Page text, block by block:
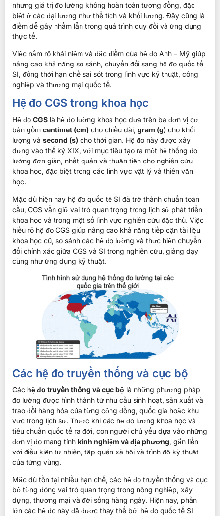
nhưng giá trị đo lường không hoàn toàn tương đồng, đặc
biệt ở các đại lượng như thể tích và khối lượng. Đây cũng là
điểm dễ gây nhầm lẫn trong quá trình quy đổi và ứng dụng
thực tế.
Việc nắm rõ khái niệm và đặc điểm của hệ đo Anh – Mỹ giúp
nâng cao khả năng so sánh, chuyển đổi sang hệ đo quốc tế
SI, đồng thời hạn chế sai sót trong lĩnh vực kỹ thuật, công
nghiệp và thương mại quốc tế.
Hệ đo CGS trong khoa học
Hệ đo CGS là hệ đo lường khoa học dựa trên ba đơn vị cơ
bản gồm centimet (cm) cho chiều dài, gram (g) cho khối
lượng và second (s) cho thời gian. Hệ đo này được xây
dựng vào thế kỷ XIX, với mục tiêu tạo ra một hệ thống đo
lường đơn giản, nhất quán và thuận tiện cho nghiên cứu
khoa học, đặc biệt trong các lĩnh vực vật lý và thiên văn
học.
Mặc dù hiện nay hệ đo quốc tế SI đã trở thành chuẩn toàn
cầu, CGS vẫn giữ vai trò quan trọng trong lịch sử phát triển
khoa học và trong một số lĩnh vực nghiên cứu đặc thù. Việc
hiểu rõ hệ đo CGS giúp nâng cao khả năng tiếp cận tài liệu
khoa học cũ, so sánh các hệ đo lường và thực hiện chuyển
đổi chính xác giữa CGS và SI trong nghiên cứu, giảng dạy
cũng như ứng dụng kỹ thuật.
Các hệ đo truyền thống và cục bộ
Các hệ đo truyền thống và cục bộ là những phương pháp
đo lường được hình thành từ nhu cầu sinh hoạt, sản xuất và
trao đổi hàng hóa của từng cộng đồng, quốc gia hoặc khu
vực trong lịch sử. Trước khi các hệ đo lường khoa học và
tiêu chuẩn quốc tế ra đời, con người chủ yếu dựa vào những
đơn vị đo mang tính kinh nghiệm và địa phương, gắn liền
với điều kiện tự nhiên, tập quán xã hội và trình độ kỹ thuật
của từng vùng.
Mặc dù tồn tại nhiều hạn chế, các hệ đo truyền thống và cục
bộ từng đóng vai trò quan trọng trong nông nghiệp, xây
dựng, thương mại và đời sống hàng ngày. Hiện nay, phần
lớn các hệ đo này đã được thay thế bởi hệ đo quốc tế SI